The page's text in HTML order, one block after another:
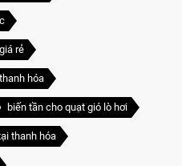
rẻ
hóa
biến tần cho quạt gió lò hơi
thanh hóa